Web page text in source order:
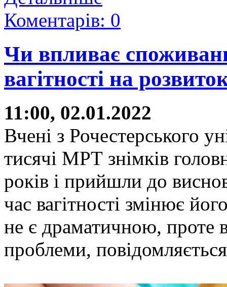
Коментарів: 0
Чи впливає
вагітності на
11:00, 02.01.2022
Вчені з Рочестерського
тисячі МРТ знімків
років і прийшли до
час вагітності змінює
не є драматичною, проте
проблеми,